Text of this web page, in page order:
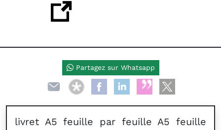
livret A5 feuille par feuille A5 feuille
Partagez sur Whatsapp